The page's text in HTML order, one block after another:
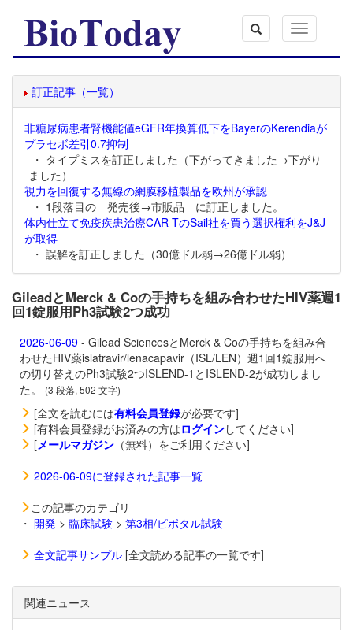
Toggle
navigation
訂正記事（一覧）
非糖尿病患者腎機能値eGFR年換算低下をBayerのKerendiaが
プラセボ差引0.7抑制
・ タイプミスを訂正しました（下がってきました→下がり
ました）
視力を回復する無線の網膜移植製品を欧州が承認
・ 1段落目の 発売後→市販品 に訂正しました。
体内仕立て免疫疾患治療CAR-TのSail社を買う選択権利をJ&J
が取得
・ 誤解を訂正しました（30億ドル弱→26億ドル弱）
GileadとMerck & Coの手持ちを組み合わせたHIV薬週1
回1錠服用Ph3試験2つ成功
2026-06-09 - Gilead SciencesとMerck & Coの手持ちを組み合
わせたHIV薬islatravir/lenacapavir（ISL/LEN）週1回1錠服用へ
の切り替えのPh3試験2つISLEND-1とISLEND-2が成功しまし
た。
(3 段落, 502 文字)
[全文を読むには有料会員登録が必要です]
[有料会員登録がお済みの方はログインしてください]
[メールマガジン （無料）をご利用ください]
2026-06-09に登録された記事一覧
この記事のカテゴリ
・ 開発 > 臨床試験 > 第3相/ピボタル試験
全文記事サンプル [全文読める記事の一覧です]
関連ニュース